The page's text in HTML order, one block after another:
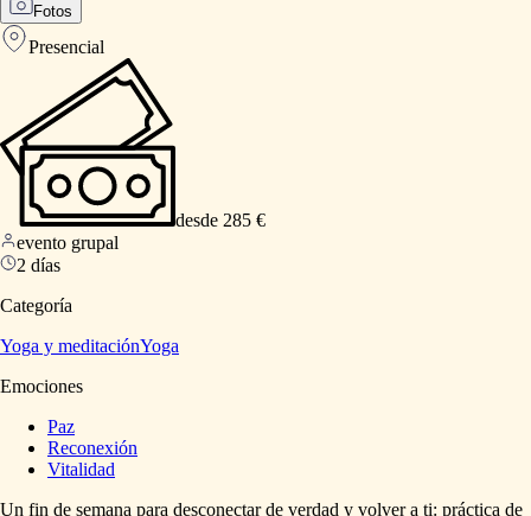
Fotos
Presencial
desde 285 €
evento grupal
2 días
Categoría
Yoga y meditaciónYoga
Emociones
Paz
Reconexión
Vitalidad
Un fin de semana para desconectar de verdad y volver a ti: práctica de